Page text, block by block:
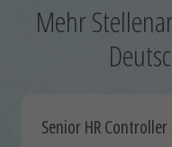
Mehr
Senior HR